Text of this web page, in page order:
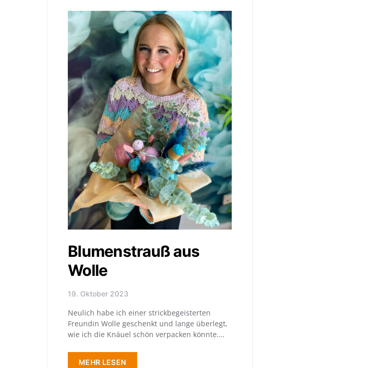
Blumenstrauß aus
Wolle
19. Oktober 2023
Neulich habe ich einer strickbegeisterten
Freundin Wolle geschenkt und lange überlegt,
wie ich die Knäuel schön verpacken könnte.…
MEHR LESEN